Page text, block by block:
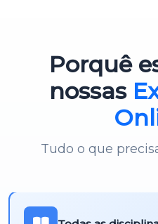
Português 3º Ciclo
Porquê
nossas
Tudo o que